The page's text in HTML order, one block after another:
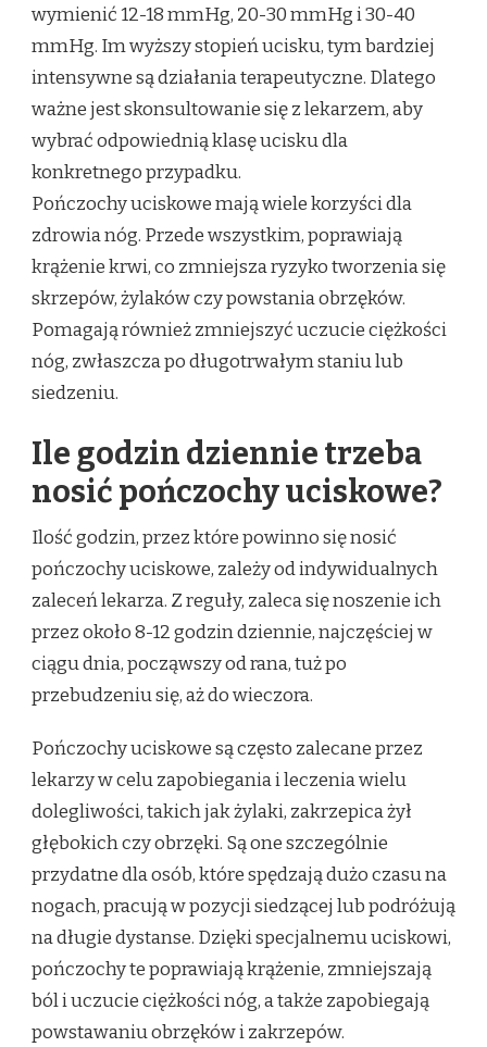
wymienić 12-18 mmHg, 20-30 mmHg i 30-40
mmHg. Im wyższy stopień ucisku, tym bardziej
intensywne są działania terapeutyczne. Dlatego
ważne jest skonsultowanie się z lekarzem, aby
wybrać odpowiednią klasę ucisku dla
konkretnego przypadku.
Pończochy uciskowe mają wiele korzyści dla
zdrowia nóg. Przede wszystkim, poprawiają
krążenie krwi, co zmniejsza ryzyko tworzenia się
skrzepów, żylaków czy powstania obrzęków.
Pomagają również zmniejszyć uczucie ciężkości
nóg, zwłaszcza po długotrwałym staniu lub
siedzeniu.
Ile godzin dziennie trzeba
nosić pończochy uciskowe?
Ilość godzin, przez które powinno się nosić
pończochy uciskowe, zależy od indywidualnych
zaleceń lekarza. Z reguły, zaleca się noszenie ich
przez około 8-12 godzin dziennie, najczęściej w
ciągu dnia, począwszy od rana, tuż po
przebudzeniu się, aż do wieczora.
Pończochy uciskowe są często zalecane przez
lekarzy w celu zapobiegania i leczenia wielu
dolegliwości, takich jak żylaki, zakrzepica żył
głębokich czy obrzęki. Są one szczególnie
przydatne dla osób, które spędzają dużo czasu na
nogach, pracują w pozycji siedzącej lub podróżują
na długie dystanse. Dzięki specjalnemu uciskowi,
pończochy te poprawiają krążenie, zmniejszają
ból i uczucie ciężkości nóg, a także zapobiegają
powstawaniu obrzęków i zakrzepów.